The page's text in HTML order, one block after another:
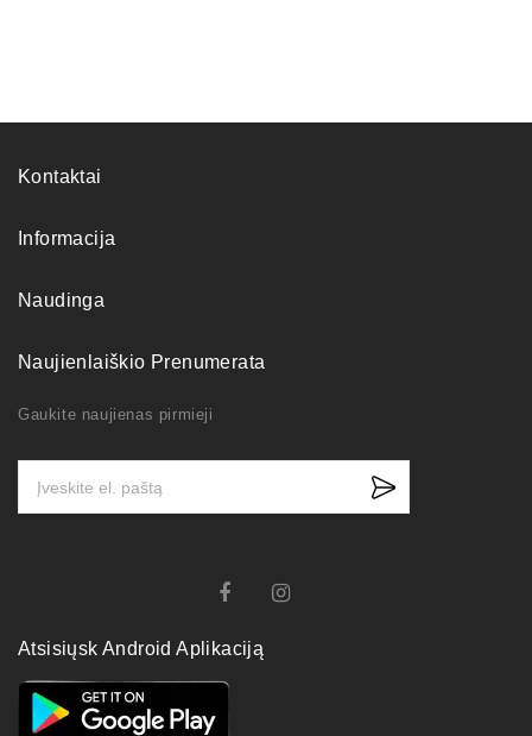
Kontaktai
Informacija
Naudinga
Naujienlaiškio Prenumerata
Gaukite naujienas pirmieji
Atsisiųsk Android Aplikaciją